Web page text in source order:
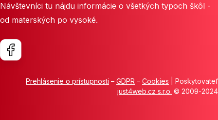
Návštevníci tu nájdu informácie o všetkých typoch škôl -
od materských po vysoké.
Prehlásenie o prístupnosti – GDPR – Cookies | Poskytovateľ
just4web.cz s.r.o. © 2009-2024